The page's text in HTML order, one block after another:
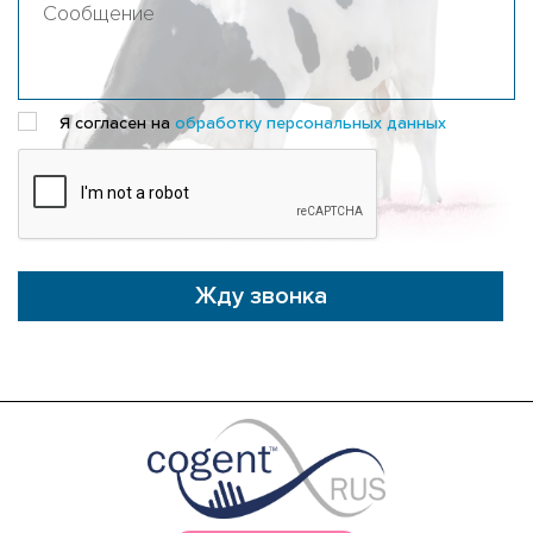
Я согласен на обработку персональных данных
Жду звонка